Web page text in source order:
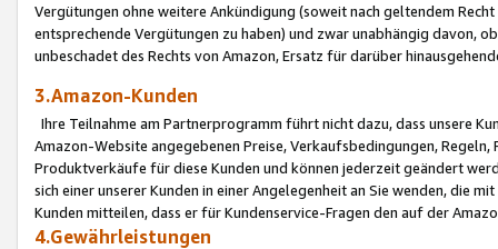
Vergütungen ohne weitere Ankündigung (soweit nach geltendem
entsprechende Vergütungen zu haben) und zwar unabhängig davon,
unbeschadet des Rechts von Amazon, Ersatz für darüber
3.Amazon-Kunden
Ihre Teilnahme am Partnerprogramm führt nicht dazu, dass unsere
Amazon-Website angegebenen Preise, Verkaufsbedingungen,
Produktverkäufe für diese Kunden und können jederzeit geändert
sich einer unserer Kunden in einer Angelegenheit an Sie wenden, die
Kunden mitteilen, dass er für Kundenservice-Fragen den auf der
4.Gewährleistungen